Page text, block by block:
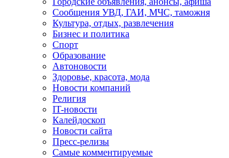
Сообщения УВД, ГАИ, МЧС, таможня
Культура, отдых, развлечения
Бизнес и политика
Спорт
Образование
Автоновости
Здоровье, красота, мода
Новости компаний
Религия
IT-новости
Калейдоскоп
Новости сайта
Пресс-релизы
Самые комментируемые